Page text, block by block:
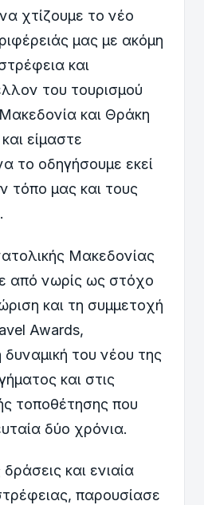
χτίζουμε το νέο
μας με ακόμη
και
του τουρισμού
και Θράκη
είμαστε
το οδηγήσουμε εκεί
τόπο μας και τους
Μακεδονίας
από νωρίς ως στόχο
και τη συμμετοχή
Awards,
του νέου της
και στις
τοποθέτησης που
δύο χρόνια.
και ενιαία
παρουσίασε